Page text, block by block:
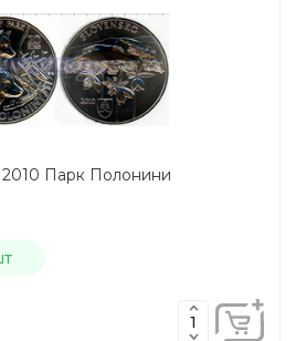
Парк Полонини